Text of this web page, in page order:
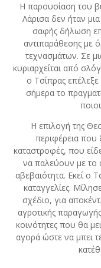
Η παρουσίαση του
Λάρισα δεν ήταν
σαφής δήλωση
αντιπαράθεσης με
τεχνασμάτων. Σε
κυριαρχείται από
ο Τσίπρας επέλεξε
σήμερα το
Η επιλογή της
περιφέρεια που
καταστροφές, που
να παλεύουν με το
αβεβαιότητα. Εκεί ο
καταγγελίες.
σχέδιο, για
αγροτικής
κοινότητες που θα
αγορά ώστε να μπει